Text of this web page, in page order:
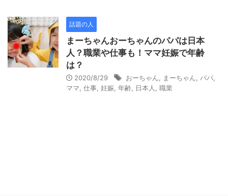
話題の人
まーちゃんおーちゃんのパパは日本
人？職業や仕事も！ママ妊娠で年齢
は？
2020/8/29 おーちゃん まーちゃん パパ
ママ 仕事 妊娠 年齢 日本人 職業